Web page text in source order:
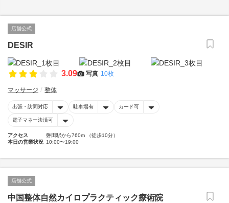
店舗公式
DESIR
3.09 写真 10枚
マッサージ 整体
出張・訪問対応 駐車場有 カード可
電子マネー決済可
アクセス
磐田駅から760m （徒歩10分）
本日の営業状況 10:00〜19:00
店舗公式
中国整体自然カイロプラクティック療術院